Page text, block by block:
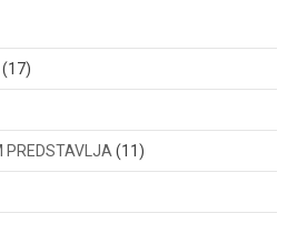
(17)
PREDSTAVLJA (11)